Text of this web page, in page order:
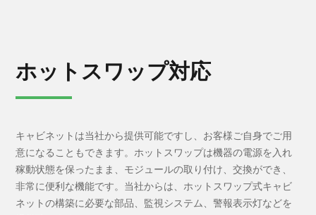
ホットスワップ対応
キャビネットは当社から提供可能ですし、お客様ご自身でご用
意になることもできます。ホットスワップは機器の電源を入れ
稼動状態を保ったまま、モジュールの取り付け、交換ができ、
非常に便利な機能です。当社からは、ホットスワップ式キャビ
ネットの構築に必要な部品、監視システム、警報表示灯などを